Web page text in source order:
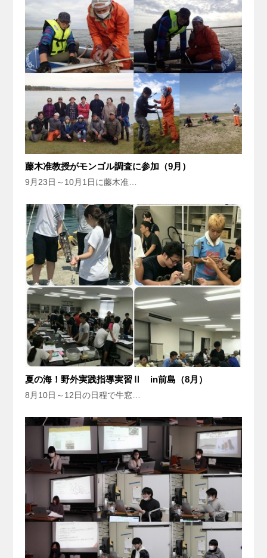
藤木准教授がモンゴル調査に参加（9月）
9月23日～10月1日に藤木准…
夏の海！野外実践指導実習Ⅱ in前島（8月）
8月10日～12日の日程で牛窓…